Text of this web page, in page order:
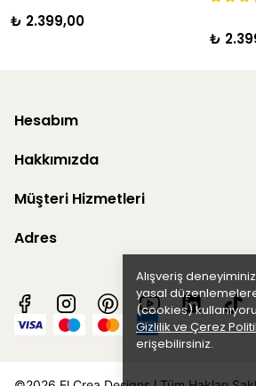
Alışveriş
yasal
(cookies)
Gizlilik ve Çerez
erişebilirsiniz.
₺ 2.399,00
₺
Hesabım
Hakkımızda
Müşteri Hizmetleri
Adres